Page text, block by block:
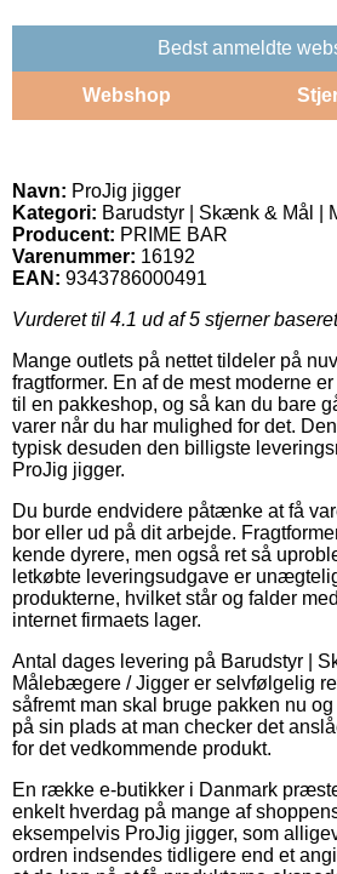
Bedst anmeldte
Webshop
Navn: ProJig jigger
Kategori: Barudstyr | Skænk & Mål |
Producent: PRIME BAR
Varenummer: 16192
EAN: 9343786000491
Vurderet til 4.1 ud af 5 stjerner
Mange outlets på nettet tildeler på
fragtformer. En af de mest moderne
til en pakkeshop, og så kan du bare
varer når du har mulighed for det.
typisk desuden den billigste
ProJig jigger.
Du burde endvidere påtænke at få
bor eller ud på dit arbejde.
kende dyrere, men også ret så
letkøbte leveringsudgave er
produkterne, hvilket står og falder
internet firmaets lager.
Antal dages levering på Barudstyr |
Målebægere / Jigger er selvfølgelig
såfremt man skal bruge pakken nu
på sin plads at man checker det
for det vedkommende produkt.
En række e-butikker i Danmark
enkelt hverdag på mange af
eksempelvis ProJig jigger, som
ordren indsendes tidligere end et